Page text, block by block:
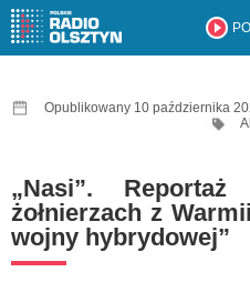
Opublikowany 10 października
„Nasi”.
żołnierzach z
wojny hybrydowej”